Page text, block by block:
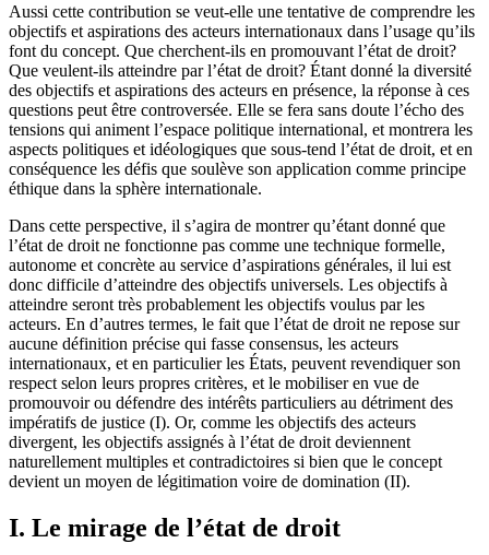
Aussi cette contribution se veut-elle une tentative de comprendre les
objectifs et aspirations des acteurs internationaux dans l’usage qu’ils
font du concept. Que cherchent-ils en promouvant l’état de droit?
Que veulent-ils atteindre par l’état de droit? Étant donné la diversité
des objectifs et aspirations des acteurs en présence, la réponse à ces
questions peut être controversée. Elle se fera sans doute l’écho des
tensions qui animent l’espace politique international, et montrera les
aspects politiques et idéologiques que sous-tend l’état de droit, et en
conséquence les défis que soulève son application comme principe
éthique dans la sphère internationale.
Dans cette perspective, il s’agira de montrer qu’étant donné que
l’état de droit ne fonctionne pas comme une technique formelle,
autonome et concrète au service d’aspirations générales, il lui est
donc difficile d’atteindre des objectifs universels. Les objectifs à
atteindre seront très probablement les objectifs voulus par les
acteurs. En d’autres termes, le fait que l’état de droit ne repose sur
aucune définition précise qui fasse consensus, les acteurs
internationaux, et en particulier les États, peuvent revendiquer son
respect selon leurs propres critères, et le mobiliser en vue de
promouvoir ou défendre des intérêts particuliers au détriment des
impératifs de justice (I). Or, comme les objectifs des acteurs
divergent, les objectifs assignés à l’état de droit deviennent
naturellement multiples et contradictoires si bien que le concept
devient un moyen de légitimation voire de domination (II).
I. Le mirage de l’état de droit